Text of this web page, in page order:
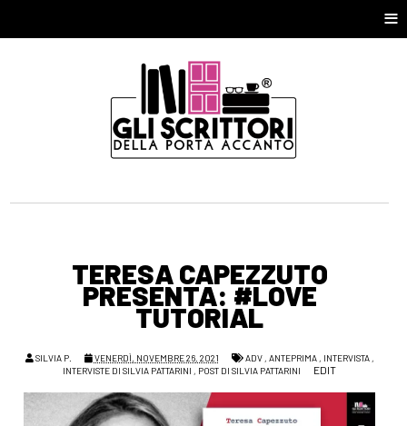
≡
TERESA CAPEZZUTO
PRESENTA: #LOVE
TUTORIAL
SILVIA P. VENERDÌ, NOVEMBRE 26, 2021 ADV, ANTEPRIMA, INTERVISTA,
INTERVISTE DI SILVIA PATTARINI , POST DI SILVIA PATTARINI EDIT